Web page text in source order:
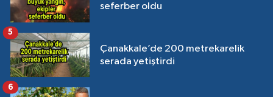
seferber oldu
Çanakkale’de 200 metrekarelik
serada yetiştirdi
5
6